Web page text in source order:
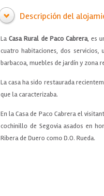
Descripción del
LaCasa Rural de Paco Cabrera, es
cuatro habitaciones, dos
barbacoa, muebles de jardín y zona
La casa ha sido restaurada
que la caracterizaba.
En la Casa de Paco Cabrera el
cochinillo de Segovia asados en
Ribera de Duero como D.O. Rueda.